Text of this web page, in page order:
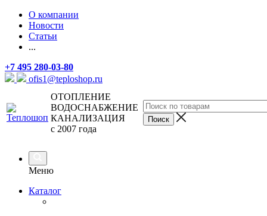
О компании
Новости
Статьи
...
+7 495 280-03-80
ofis1@teploshop.ru
ОТОПЛЕНИЕ
ВОДОСНАБЖЕНИЕ
КАНАЛИЗАЦИЯ
с 2007 года
Меню
Каталог